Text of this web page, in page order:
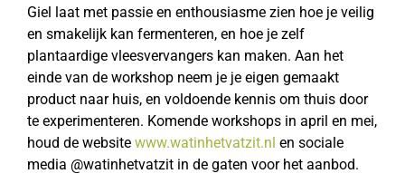
Giel laat met passie en enthousiasme zien hoe je veilig
en smakelijk kan fermenteren, en hoe je zelf
plantaardige vleesvervangers kan maken. Aan het
einde van de workshop neem je je eigen gemaakt
product naar huis, en voldoende kennis om thuis door
te experimenteren. Komende workshops in april en mei,
houd de website www.watinhetvatzit.nl en sociale
media @watinhetvatzit in de gaten voor het aanbod.